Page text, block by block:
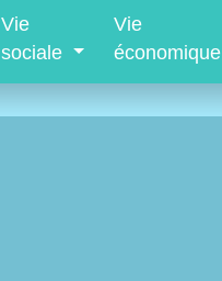
Vie
sociale
Vie
économique